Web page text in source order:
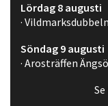
Lördag 8 augusti
·
Söndag 9 augusti
· Arosträffen